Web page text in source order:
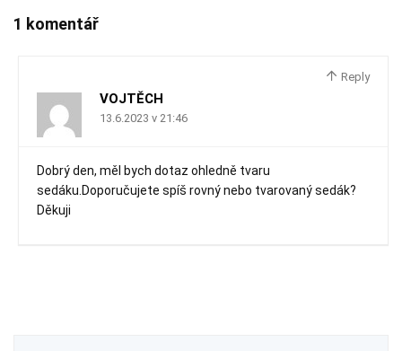
1 komentář
Reply
VOJTĚCH
13.6.2023 v 21:46
Dobrý den, měl bych dotaz ohledně tvaru
sedáku.Doporučujete spíš rovný nebo tvarovaný sedák?
Děkuji